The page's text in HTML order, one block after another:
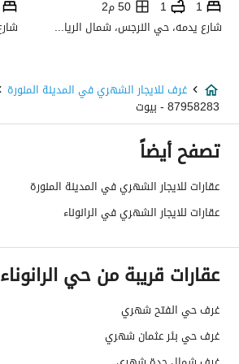
استخدام العقار
-
السعر
1300
المساحة
خدمات العقار
كهرباء
نعم
الياف ضوئية
تفاصيل اضافية
1
1
50 م2
شارع يدمه، حي النرجس، شمال الرياض، الرياض
غرف للايجار الشهري في المدينة المنورة
87958283 - بيوت
تصفح أيضاً
عقارات للايجار الشهري في المدينة المنورة
عقارات للايجار الشهري في الرانوناء
عقارات قريبة من حي الرانوناء
غرف حي الفتح شهري
غرف حي بئر عثمان شهري